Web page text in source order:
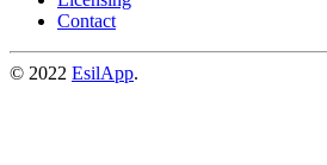
Contact
© 2022 EsilApp.